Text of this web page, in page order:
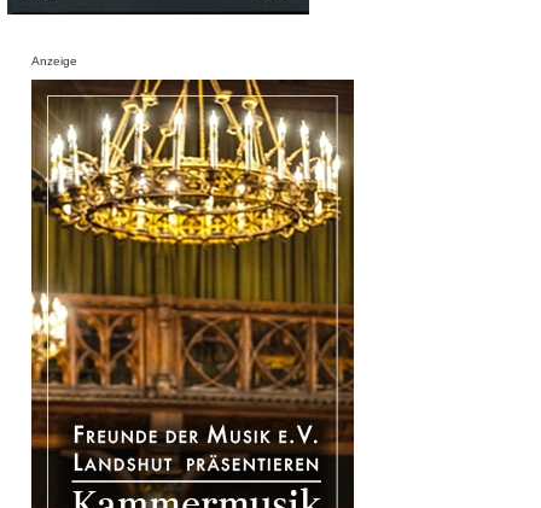
Anzeige